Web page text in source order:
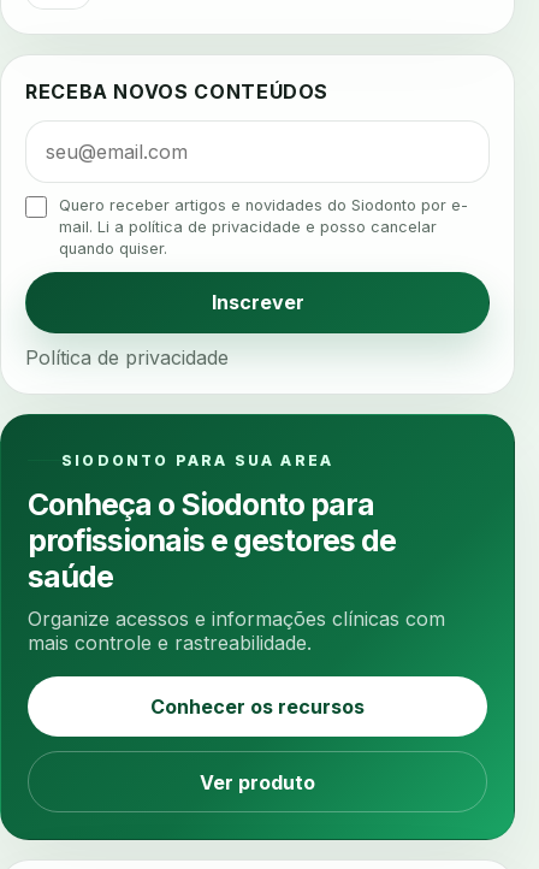
algometria alinhadores alta digital
alta rotacao
analgesia analgesia digital analise 3d
analise elementos finitos analise facial
analise funcional
anamnese digital
anamnese estruturada anamnese nutricional
ancoragem anestesia
ansiedade odontologica antes e depois
antibiotico antibioticos
apertamento diurno apinhamento dentario
apneia apneia do sono apneia sono
aprendizado federado
apresentacao de plano
aquecimento de compostos
RECEBA NOVOS CONTEÚDOS
Quero receber artigos e novidades do Siodonto por e-
mail. Li a política de privacidade e posso cancelar
quando quiser.
Inscrever
Política de privacidade
SIODONTO PARA SUA AREA
Conheça o Siodonto para
profissionais e gestores de
saúde
Organize acessos e informações clínicas com
mais controle e rastreabilidade.
Conhecer os recursos
Ver produto